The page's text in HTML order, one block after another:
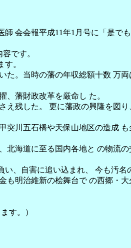
会会報平成11年1月号に「是で
です。
。
。当時の藩の年収総額十数 万両
藩財政改革を厳命し た。
残した。 更に藩政の興隆を図り
川五石橋や天保山地区の造成 も
海道に至る国内各地と の物流
、自害に追い込まれ、 今も汚名
明治維新の桧舞台で の西郷・
す。）